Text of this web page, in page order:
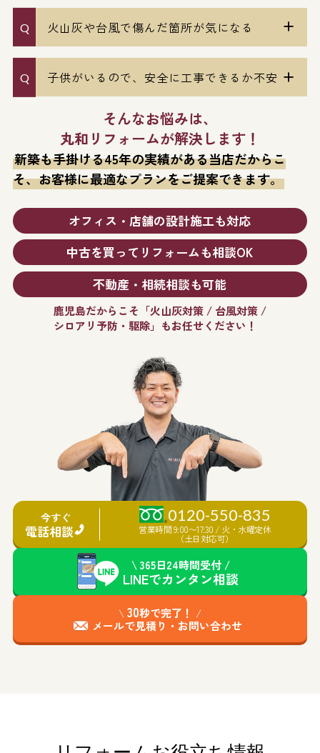
火山灰や台風で傷んだ箇所が気になる
子供がいるので、安全に工事できるか不安
そんなお悩みは、
丸和リフォームが解決します！
新築も手掛ける45年の実績がある当店だからこ
そ、お客様に最適なプランをご提案できます。
オフィス・店舗の設計施工も対応
中古を買ってリフォームも相談OK
不動産・相続相談も可能
鹿児島だからこそ「火山灰対策 / 台風対策 /
シロアリ予防・駆除」もお任せください！
今すぐ
電話相談
0120-550-835
営業時間 9:00〜17:30 / 火・水曜定休
（土日対応可）
\ 365日24時間受付 /
LINEでカンタン相談
\ 30秒で完了！ /
メールで見積り・お問い合わせ